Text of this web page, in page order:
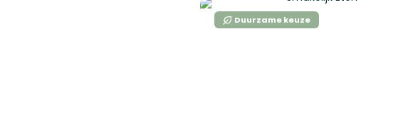
Duurzame keuze